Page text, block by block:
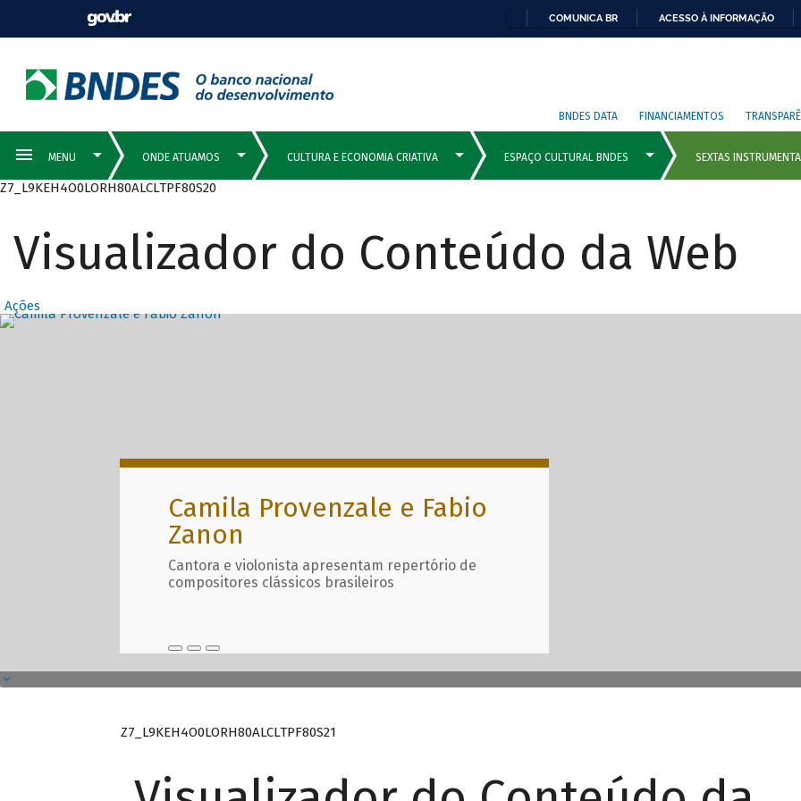
COMUNICA BR ACESSO À INFORMAÇÃO
BNDES DATA FINANCIAMENTOS
Z7_L9KEH4O0LORH80ALCLTPF80S20
Visualizador do Conteúdo da Web
Ações
Destaques Principais com
Camila Provenzale e Fabio
Zanon
Cantora e violonista apresentam repertório de
compositores clássicos brasileiros
Z7_L9KEH4O0LORH80ALCLTPF80S21